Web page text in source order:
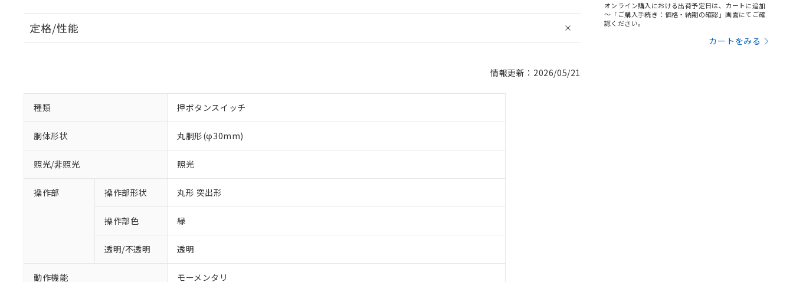
定格/性能
情報更新：2026/05/21
種類 押ボタンスイッチ
胴体形状 丸胴形(φ30mm)
照光/非照光 照光
操作部 操作部形状 丸形 突出形
操作部色 緑
透明/不透明 透明
動作機能 モーメンタリ
オンライン購入における出荷予定日は、カートに追加
～「ご購入手続き：価格・納期の確認」画面にてご確
認ください。
カートをみる